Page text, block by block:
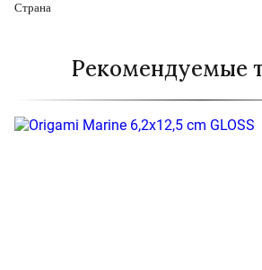
Страна
Рекомендуемые